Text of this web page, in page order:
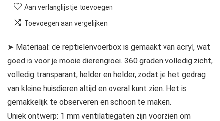
Aan verlanglijstje toevoegen
Toevoegen aan vergelijken
➤ Materiaal: de reptielenvoerbox is gemaakt van acryl, wat
goed is voor je mooie dierengroei. 360 graden volledig zicht,
volledig transparant, helder en helder, zodat je het gedrag
van kleine huisdieren altijd en overal kunt zien. Het is
gemakkelijk te observeren en schoon te maken.
Uniek ontwerp: 1 mm ventilatiegaten zijn voorzien om